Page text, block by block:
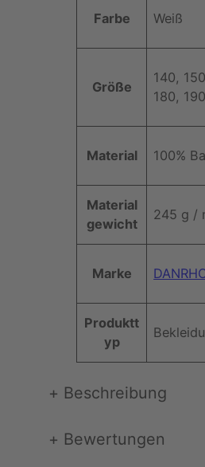
W
rt
Farbe Weiß
Größe
140,
180,
Material 100%
Material
gewicht
245 g /
Marke
Produktt
yp
+ Beschreibung
+ Bewertungen